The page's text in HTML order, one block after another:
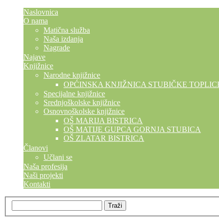
Naslovnica
O nama
Matična služba
Naša izdanja
Nagrade
Najave
Knjižnice
Narodne knjižnice
OPĆINSKA KNJIŽNICA STUBIČKE
Specijalne knjižnice
Srednjoškolske knjižnice
Osnovnoškolske knjižnice
OŠ MARIJA BISTRICA
OŠ MATIJE GUPCA GORNJA STUBICA
OŠ ZLATAR BISTRICA
Članovi
Učlani se
Naša profesija
Naši projekti
Kontakti